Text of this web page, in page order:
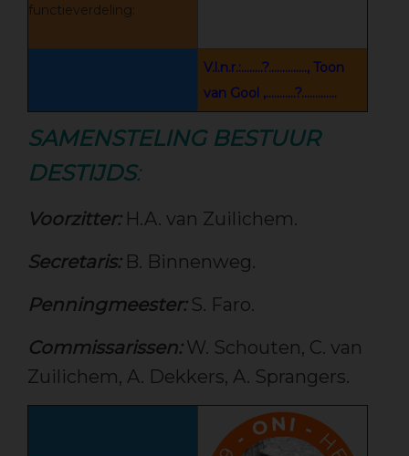
functieverdeling:
V.l.n.r.:........?.............., Toon
van Gool ,...........?.............
SAMENSTELING BESTUUR
DESTIJDS:
Voorzitter:H.A. van Zuilichem.
Secretaris:B. Binnenweg.
Penningmeester:S. Faro.
Commissarissen:W. Schouten, C. van
Zuilichem, A. Dekkers, A. Sprangers.